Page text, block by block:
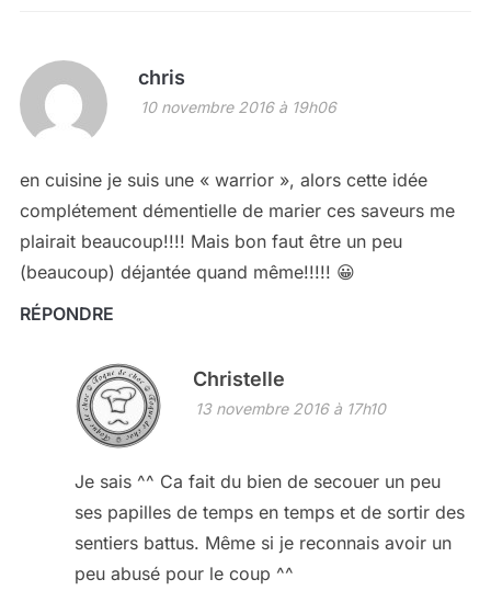
chris
10 novembre 2016 à 19h06
en cuisine je suis une « warrior », alors cette idée
complétement démentielle de marier ces saveurs me
plairait beaucoup!!!! Mais bon faut être un peu
(beaucoup) déjantée quand même!!!!! 😀
RÉPONDRE
Christelle
13 novembre 2016 à 17h10
Je sais ^^ Ca fait du bien de secouer un peu
ses papilles de temps en temps et de sortir des
sentiers battus. Même si je reconnais avoir un
peu abusé pour le coup ^^